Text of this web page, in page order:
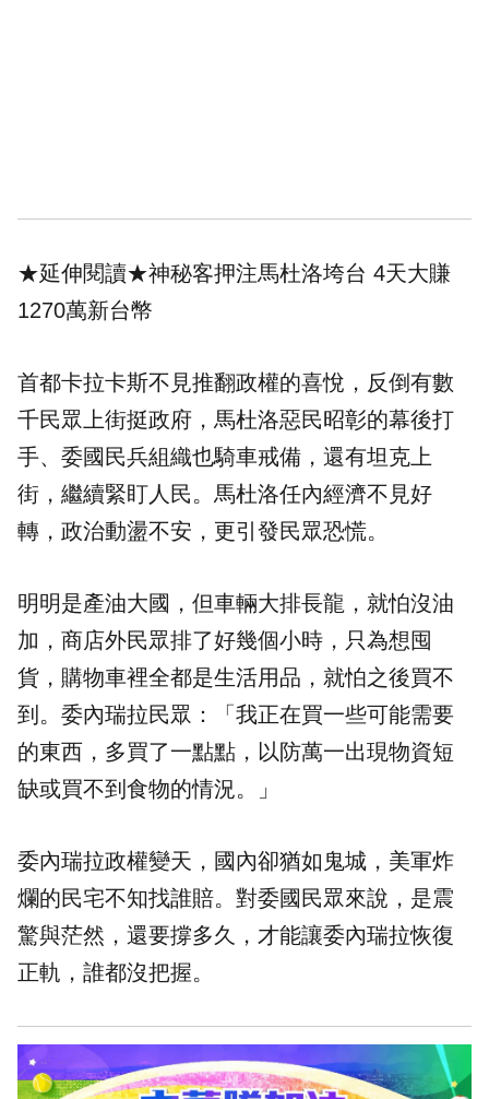
★延伸閱讀★神秘客押注馬杜洛垮台 4天大賺
1270萬新台幣
首都卡拉卡斯不見推翻政權的喜悅，反倒有數
千民眾上街挺政府，馬杜洛惡民昭彰的幕後打
手、委國民兵組織也騎車戒備，還有坦克上
街，繼續緊盯人民。馬杜洛任內經濟不見好
轉，政治動盪不安，更引發民眾恐慌。
明明是產油大國，但車輛大排長龍，就怕沒油
加，商店外民眾排了好幾個小時，只為想囤
貨，購物車裡全都是生活用品，就怕之後買不
到。委內瑞拉民眾：「我正在買一些可能需要
的東西，多買了一點點，以防萬一出現物資短
缺或買不到食物的情況。」
委內瑞拉政權變天，國內卻猶如鬼城，美軍炸
爛的民宅不知找誰賠。對委國民眾來說，是震
驚與茫然，還要撐多久，才能讓委內瑞拉恢復
正軌，誰都沒把握。